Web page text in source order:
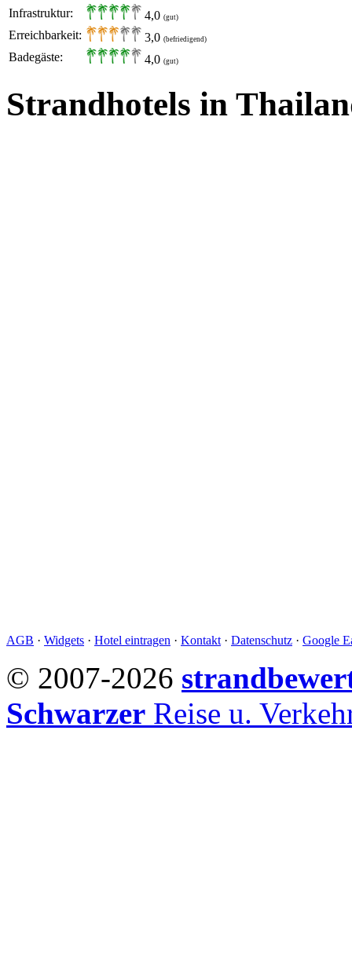
Infrastruktur: 4,0 (gut)
Erreichbarkeit: 3,0 (befriedigend)
Badegäste: 4,0 (gut)
Strandhotels in
AGB · Widgets · Hotel eintragen · Kontakt · Datenschutz · Google
© 2007-2026
Schwarzer Reise u.